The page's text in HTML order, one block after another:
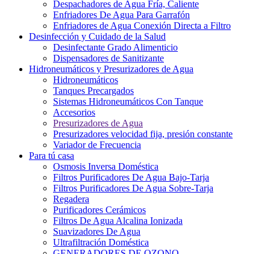
Despachadores de Agua Fría, Caliente
Enfriadores De Agua Para Garrafón
Enfriadores de Agua Conexión Directa a Filtro
Desinfección y Cuidado de la Salud
Desinfectante Grado Alimenticio
Dispensadores de Sanitizante
Hidroneumáticos y Presurizadores de Agua
Hidroneumáticos
Tanques Precargados
Sistemas Hidroneumáticos Con Tanque
Accesorios
Presurizadores de Agua
Presurizadores velocidad fija, presión constante
Variador de Frecuencia
Para tú casa
Osmosis Inversa Doméstica
Filtros Purificadores De Agua Bajo-Tarja
Filtros Purificadores De Agua Sobre-Tarja
Regadera
Purificadores Cerámicos
Filtros De Agua Alcalina Ionizada
Suavizadores De Agua
Ultrafiltración Doméstica